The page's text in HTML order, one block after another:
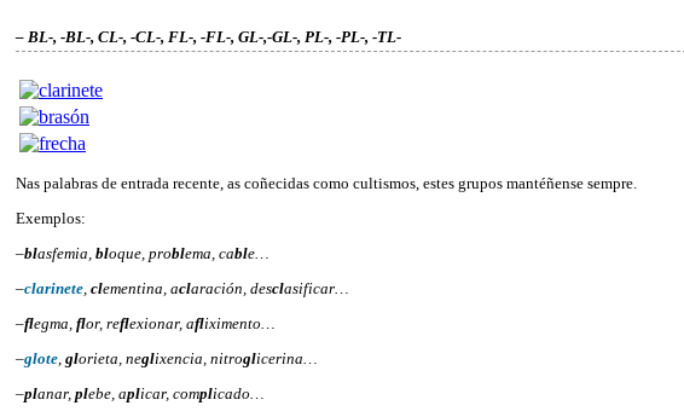
– BL-, -BL-, CL-, -CL-, FL-, -FL-, GL-,-GL-, PL-, -PL-, -TL-
Nas palabras de entrada recente, as coñecidas como cultismos, estes grupos mantéñense sempre.
Exemplos:
–blasfemia, bloque, problema, cable…
–clarinete clementina, aclaración, desclasificar…
–flegma, flor, reflexionar, afliximento…
–glote glorieta, neglixencia, nitroglicerina…
–planar, plebe, aplicar, complicado…